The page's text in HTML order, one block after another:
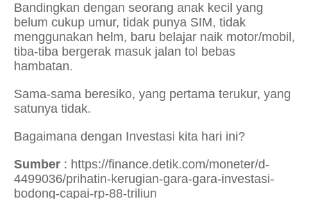
Bandingkan dengan seorang anak kecil yang
belum cukup umur, tidak punya SIM, tidak
menggunakan helm, baru belajar naik motor/mobil,
tiba-tiba bergerak masuk jalan tol bebas
hambatan.
Sama-sama beresiko, yang pertama terukur, yang
satunya tidak.
Bagaimana dengan Investasi kita hari ini?
Sumber : https://finance.detik.com/moneter/d-
4499036/prihatin-kerugian-gara-gara-investasi-
bodong-capai-rp-88-triliun